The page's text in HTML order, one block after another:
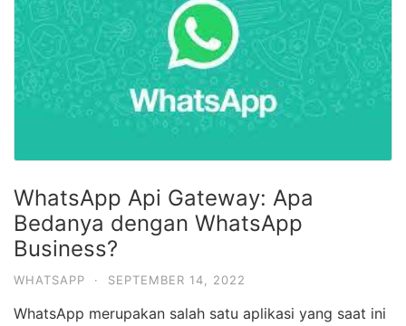
WhatsApp Api Gateway: Apa
Bedanya dengan WhatsApp
Business?
WHATSAPP · SEPTEMBER 14, 2022
WhatsApp merupakan salah satu aplikasi yang saat ini